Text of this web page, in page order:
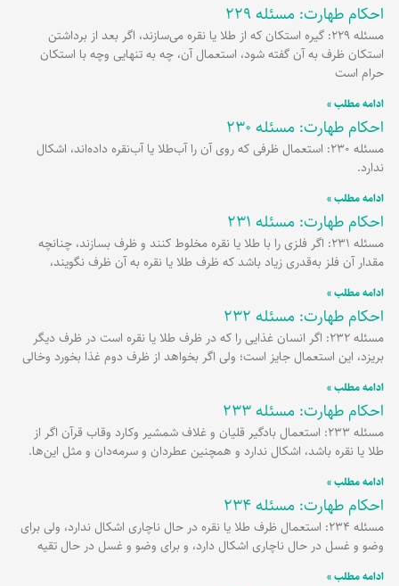
احکام طهارت: مسئله 229
مسئله 229: گیره استکان که از طلا یا نقره می‌سازند، اگر بعد از برداشتن
استکان ظرف به آن گفته شود، استعمال آن، چه به تنهایی وچه با استکان
حرام است
ادامه مطلب »
احکام طهارت: مسئله 230
مسئله 230: استعمال ظرفی که روی آن را آب‌طلا یا آب‌نقره داده‌اند، اشکال
ندارد.
ادامه مطلب »
احکام طهارت: مسئله 231
مسئله 231: اگر فلزی را با طلا یا نقره مخلوط کنند و ظرف بسازند، چنانچه
مقدار آن فلز به‌قدری زیاد باشد که ظرف طلا یا نقره به آن ظرف نگویند،
ادامه مطلب »
احکام طهارت: مسئله 232
مسئله 232: اگر انسان غذایی را که در ظرف طلا یا نقره است در ظرف دیگر
بریزد، این استعمال جایز است؛ ولی اگر بخواهد از ظرف دوم غذا بخورد وخالی
ادامه مطلب »
احکام طهارت: مسئله 233
مسئله 233: استعمال بادگیر قلیان و غلاف شمشیر وکارد وقاب قرآن اگر از
طلا یا نقره باشد، اشکال ندارد و همچنین عطردان و سرمه‌دان و مثل این‌ها.
ادامه مطلب »
احکام طهارت: مسئله 234
مسئله 234: استعمال ظرف طلا یا نقره در حال ناچاری اشکال ندارد، ولی برای
وضو و غسل در حال ناچاری اشکال دارد، و برای وضو و غسل در حال تقیه
ادامه مطلب »